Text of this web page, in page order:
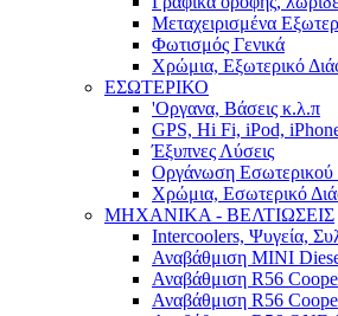
Μεταχειρισμένα
Φωτισμός Γενικά
Χρώμια, Εξωτερικό
ΕΣΩΤΕΡΙΚΟ
'Οργανα, Βάσεις κ.λ.π
GPS, Hi Fi, iPod,
Έξυπνες Λύσεις
Οργάνωση
Χρώμια, Εσωτερικό
ΜΗΧΑΝΙΚΑ - ΒΕΛΤΙΩΣΕΙΣ
Intercoolers, Ψυγεία,
Αναβάθμιση MINI
Αναβάθμιση R56
Αναβάθμιση R56